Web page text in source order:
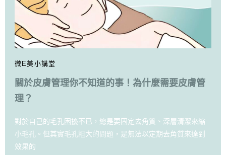
微E美小講堂
關於皮膚管理你不知道的事！為什麼需要皮膚管
理？
對於自己的毛孔困擾不已，總是要固定去角質、深層清潔來縮
小毛孔。但其實毛孔粗大的問題，是無法以定期去角質來達到
效果的